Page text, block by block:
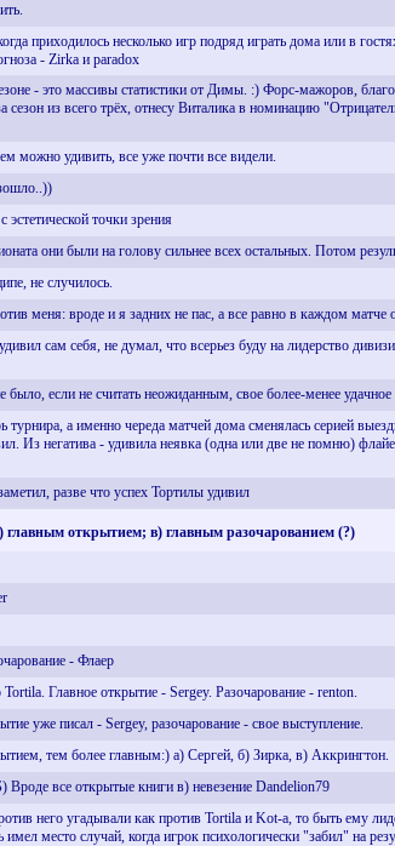
приходилось несколько игр подряд играть дома или в
- Zirka и paradox
- это массивы статистики от Димы. :) Форс-мажоров,
сезон из всего трёх, отнесу Виталика в номинацию
можно удивить, все уже почти все видели.
эстетической точки зрения
они были на голову сильнее всех остальных. Потом
не случилось.
меня: вроде и я задних не пас, а все равно в каждом
сам себя, не думал, что всерьез буду на лидерство
было, если не считать неожиданным, свое более-менее
турнира, а именно череда матчей дома сменялась серией
Из негатива - удивила неявка (одна или две не помню)
разве что успех Тортилы удивил
открытием; в) главным разочарованием (?)
- Флаер
Главное открытие - Sergey. Разочарование - renton.
уже писал - Sergey, разочарование - свое выступление.
тем более главным:) а) Сергей, б) Зирка, в) Аккрингтон.
Вроде все открытые книги в) невезение Dandelion79
него угадывали как против Tortila и Kot-а, то быть ему
место случай, когда игрок психологически "забил" на